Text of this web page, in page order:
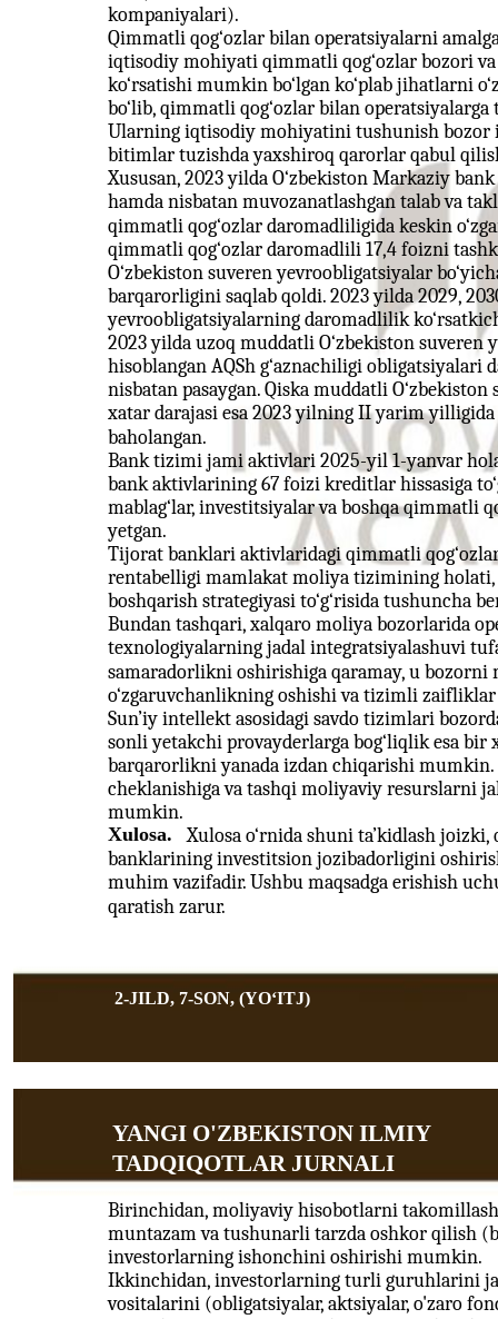
2-JILD, 7-SON, (YOʻITJ)
kompaniyalari).
Qimmatli qog‘ozlar bilan operatsiyalarni
iqtisodiy mohiyati qimmatli qog‘ozlar bozori
ko‘rsatishi mumkin bo‘lgan ko‘plab jihatlarni
bo‘lib, qimmatli qog‘ozlar bilan
Ularning iqtisodiy mohiyatini tushunish bozor
bitimlar tuzishda yaxshiroq qarorlar qabul
Xususan, 2023 yilda O‘zbekiston Markaziy
hamda nisbatan muvozanatlashgan talab va
qimmatli qog‘ozlar daromadliligida keskin
qimmatli qog‘ozlar daromadlili 17,4 foizni
O‘zbekiston suveren yevroobligatsiyalar
barqarorligini saqlab qoldi. 2023 yilda 2029,
yevroobligatsiyalarning daromadlilik
2023 yilda uzoq muddatli O‘zbekiston
hisoblangan AQSh g‘aznachiligi obligatsiyalari
nisbatan pasaygan. Qiska muddatli
xatar darajasi esa 2023 yilning II yarim
baholangan.
Bank tizimi jami aktivlari 2025-yil 1-yanvar
bank aktivlarining 67 foizi kreditlar hissasiga
mablag‘lar, investitsiyalar va boshqa qimmatli
yetgan.
Tijorat banklari aktivlaridagi qimmatli
rentabelligi mamlakat moliya tizimining
boshqarish strategiyasi to‘g‘risida tushuncha
Bundan tashqari, xalqaro moliya bozorlarida
texnologiyalarning jadal integratsiyalashuvi
samaradorlikni oshirishiga qaramay, u
o‘zgaruvchanlikning oshishi va tizimli
Sun’iy intellekt asosidagi savdo tizimlari
sonli yetakchi provayderlarga bog‘liqlik esa
barqarorlikni yanada izdan chiqarishi
cheklanishiga va tashqi moliyaviy resurslarni
mumkin.
Xulosa.
Xulosa o‘rnida shuni ta’kidlash
banklarining investitsion jozibadorligini
muhim vazifadir. Ushbu maqsadga erishish
qaratish zarur.
YANGI O'ZBEKISTON ILMIY
TADQIQOTLAR JURNALI
Birinchidan, moliyaviy hisobotlarni
muntazam va tushunarli tarzda oshkor qilish
investorlarning ishonchini oshirishi mumkin.
Ikkinchidan, investorlarning turli guruhlarini
vositalarini (obligatsiyalar, aktsiyalar, o'zaro